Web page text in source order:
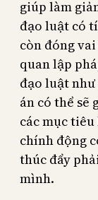
giúp làm
đạo luật có
còn đóng
quan lập
đạo luật
án có thể sẽ
các mục
chính động
thúc đẩy
mình.